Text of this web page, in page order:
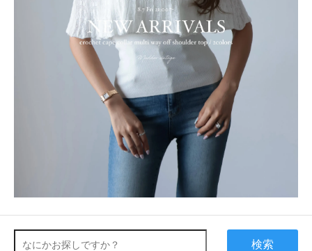
検索